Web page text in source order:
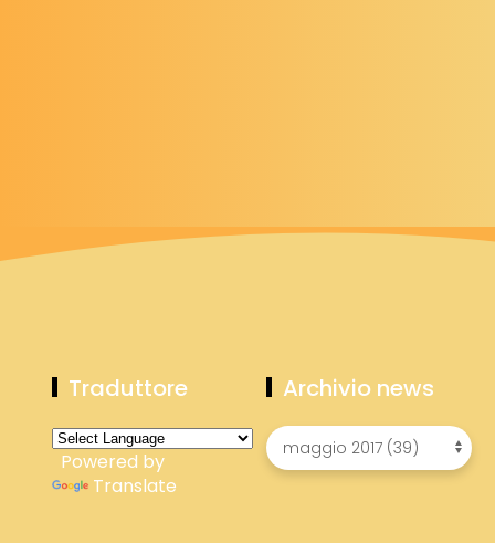
Traduttore
Powered by
Translate
Archivio news